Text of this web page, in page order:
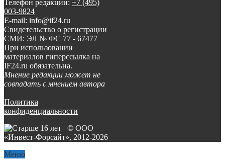
Телефон редакции: +7 (495)
003-9824
E-mail: info@if24.ru
Свидетельство о регистрации
СМИ: ЭЛ № ФС 77 - 67477
При использовании
материалов гиперссылка на
IF24.ru обязательна.
Мнение редакции может не
совпадать с мнением автора
Политика
конфиденциальности
© ООО
«Инвест-Форсайт», 2012-2026
Меню